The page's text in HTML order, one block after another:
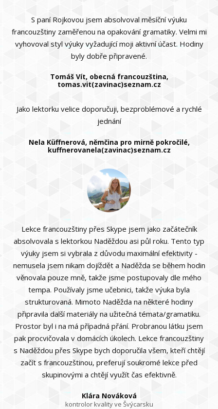
S paní Rojkovou jsem absolvoval měsíční výuku
francouzštiny zaměřenou na opakování gramatiky. Velmi mi
vyhovoval styl výuky vyžadující moji aktivní účast. Hodiny
byly dobře připravené.
Tomáš Vít, obecná francouzština,
tomas.vit(zavinac)seznam.cz
Jako lektorku velice doporučuji, bezproblémové a rychlé
jednání
Nela Küffnerová, němčina pro mirně pokročilé,
kuffnerovanela(zavinac)seznam.cz
Lekce francouzštiny přes Skype jsem jako začátečník
absolvovala s lektorkou Naděždou asi půl roku. Tento typ
výuky jsem si vybrala z důvodu maximální efektivity -
nemusela jsem nikam dojíždět a Naděžda se během hodin
věnovala pouze mně, takže jsme postupovaly dle mého
tempa. Používaly jsme učebnici, takže výuka byla
strukturovaná. Mimoto Naděžda na některé hodiny
připravila další materiály na užitečná témata/gramatiku.
Prostor byl i na má případná přání. Probranou látku jsem
pak procvičovala v domácích úkolech. Lekce francouzštiny
s Naděždou přes Skype bych doporučila všem, kteří chtějí
začít s francouzštinou, preferují soukromé lekce před
skupinovými a chtějí využít čas efektivně.
Klára Nováková
kontrolor kvality ve Švýcarsku